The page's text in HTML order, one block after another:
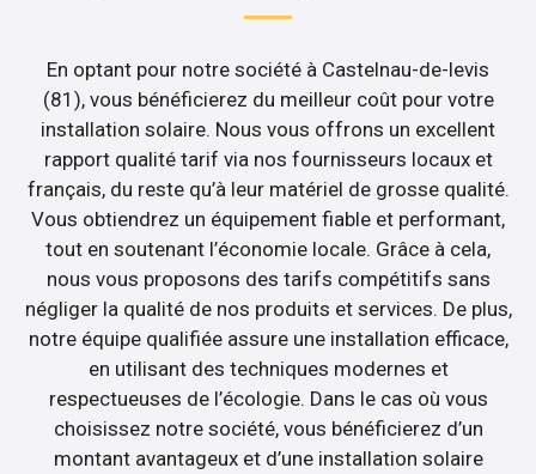
En optant pour notre société à Castelnau-de-levis
(81), vous bénéficierez du meilleur coût pour votre
installation solaire. Nous vous offrons un excellent
rapport qualité tarif via nos fournisseurs locaux et
français, du reste qu’à leur matériel de grosse qualité.
Vous obtiendrez un équipement fiable et performant,
tout en soutenant l’économie locale. Grâce à cela,
nous vous proposons des tarifs compétitifs sans
négliger la qualité de nos produits et services. De plus,
notre équipe qualifiée assure une installation efficace,
en utilisant des techniques modernes et
respectueuses de l’écologie. Dans le cas où vous
choisissez notre société, vous bénéficierez d’un
montant avantageux et d’une installation solaire